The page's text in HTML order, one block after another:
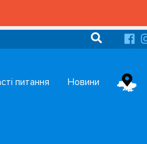
питання Новини